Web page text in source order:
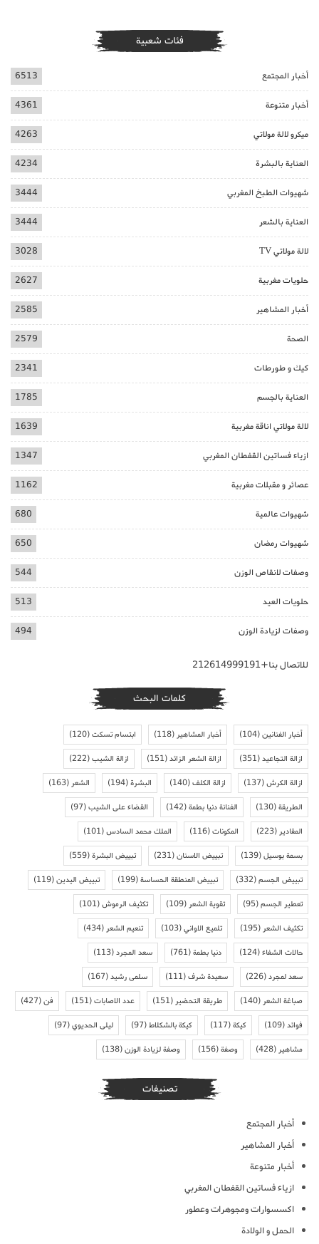
فئات شعبية
أخبار المجتمع 6513
أخبار متنوعة 4361
ميكرو لالة مولاتي 4263
العناية بالبشرة 4234
شهيوات الطبخ المغربي 3444
العناية بالشعر 3444
لالة مولاتي TV 3028
حلويات مغربية 2627
أخبار المشاهير 2585
الصحة 2579
كيك و طورطات 2341
العناية بالجسم 1785
لالة مولاتي اناقة مغربية 1639
ازياء فساتين القفطان المغربي 1347
عصائر و مقبلات مغربية 1162
شهيوات عالمية 680
شهيوات رمضان 650
وصفات لانقاص الوزن 544
حلويات العيد 513
وصفات لزيادة الوزن 494
للاتصال بنا+212614999191
كلمات البحث
أخبار الفنانين(104) أخبار المشاهير(118) ابتسام تسكت(120)
ازالة التجاعيد(351) ازالة الشعر الزائد(151) ازالة الشيب(222)
ازالة الكرش(137) ازالة الكلف(140) البشرة(194) الشعر(163)
الطريقة(130) الفنانة دنيا بطمة(142) القضاء على الشيب(97)
المقادير(223) المكونات(116) الملك محمد السادس(101)
بسمة بوسيل(139) تبييض الاسنان(231) تبييض البشرة(559)
تبييض الجسم(332) تبييض المنطقة الحساسة(199) تبييض اليدين(119)
تعطير الجسم(95) تقوية الشعر(109) تكثيف الرموش(101)
تكثيف الشعر(195) تلميع الاواني(103) تنعيم الشعر(434)
حالات الشفاء(124) دنيا بطمة(761) سعد المجرد(113)
سعد لمجرد(226) سعيدة شرف(111) سلمى رشيد(167)
صباغة الشعر(140) طريقة التحضير(151) عدد الاصابات(151) فن(427)
فوائد(109) كيكة(117) كيكة بالشكلاط(97) ليلى الحديوي(97)
مشاهير(428) وصفة(156) وصفة لزيادة الوزن(138)
تصنيفات
أخبار المجتمع
أخبار المشاهير
أخبار متنوعة
ازياء فساتين القفطان المغربي
اكسسوارات ومجوهرات وعطور
الحمل و الولادة